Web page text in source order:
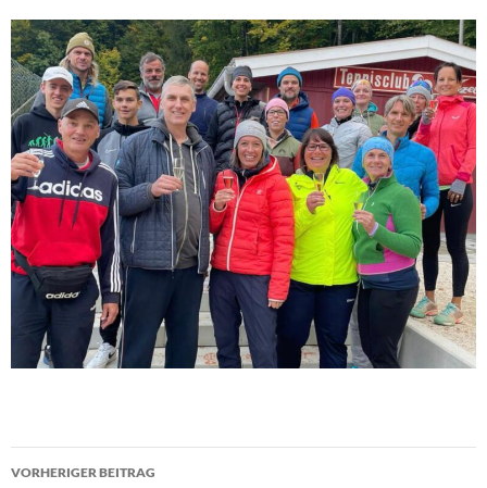
Beitragsnavigation
VORHERIGER BEITRAG